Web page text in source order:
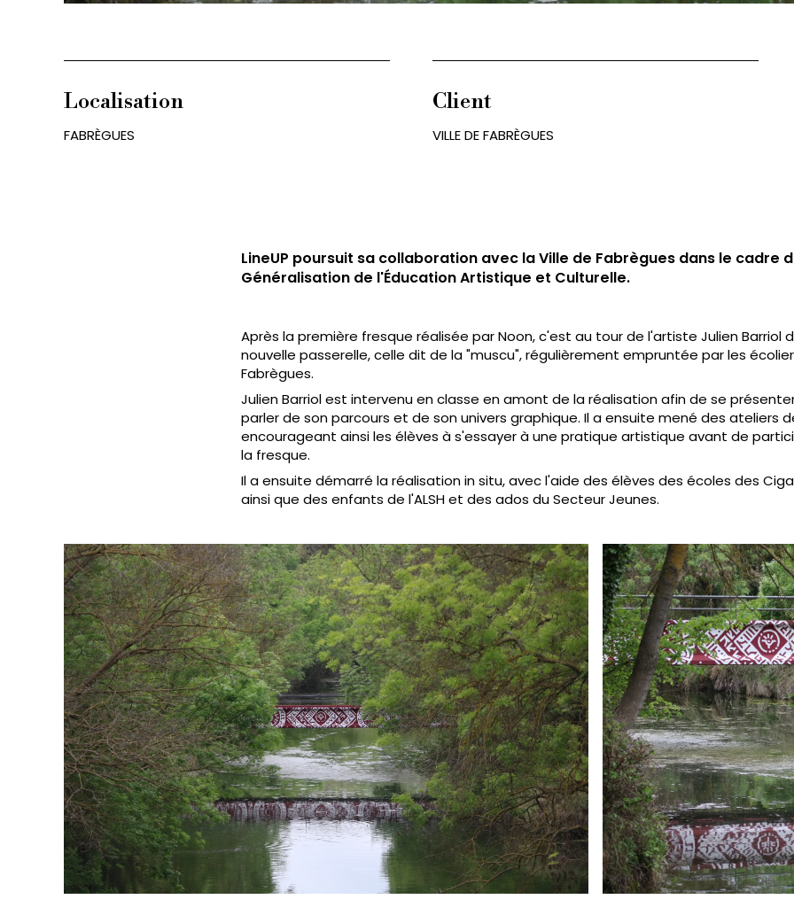
Localisation
FABRÈGUES
Client
VILLE DE FABRÈGUES
LineUP poursuit sa collaboration avec la Ville de Fabrègues dans le cadre
Généralisation de l'Éducation Artistique et Culturelle.
Après la première fresque réalisée par Noon, c'est au tour de l'artiste Julien Barriol
nouvelle passerelle, celle dit de la "muscu", régulièrement empruntée par les
Fabrègues.
Julien Barriol est intervenu en classe en amont de la réalisation afin de se
parler de son parcours et de son univers graphique. Il a ensuite mené des ateliers
encourageant ainsi les élèves à s'essayer à une pratique artistique avant de
la fresque.
Il a ensuite démarré la réalisation in situ, avec l'aide des élèves des écoles des
ainsi que des enfants de l'ALSH et des ados du Secteur Jeunes.